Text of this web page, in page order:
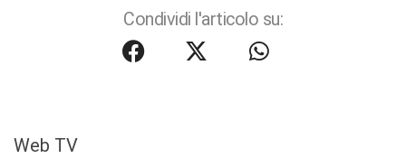
Condividi l'articolo su:
Web TV